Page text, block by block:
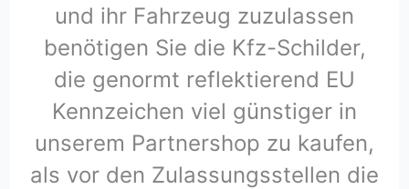
und ihr Fahrzeug zuzulassen
benötigen Sie die Kfz-Schilder,
die genormt reflektierend EU
Kennzeichen viel günstiger in
unserem Partnershop zu kaufen,
als vor den Zulassungsstellen die